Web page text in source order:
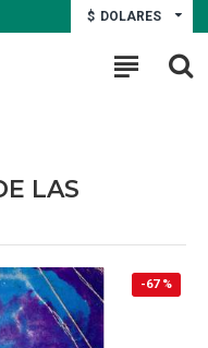
$ DOLARES
LAS
-67 %